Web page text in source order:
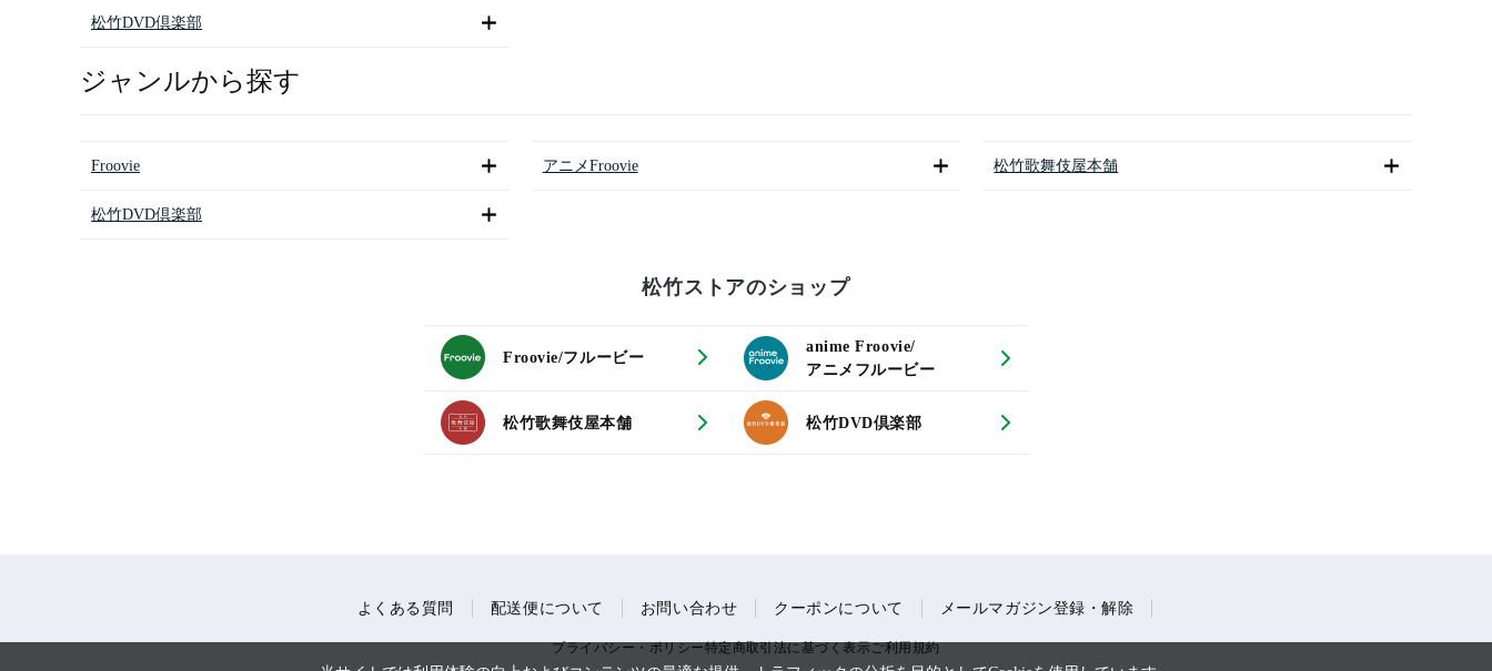
松竹DVD倶楽部
ジャンルから探す
Froovie アニメFroovie 松竹歌舞伎屋本舗
松竹DVD倶楽部
松竹ストアのショップ
Froovie/フルービー
anime Froovie/
アニメフルービー
松竹歌舞伎屋本舗 松竹DVD倶楽部
よくある質問 配送便について お問い合わせ クーポンについて メールマガジン登録・解除
プライバシー・ポリシー特定商取引法に基づく表示ご利用規約